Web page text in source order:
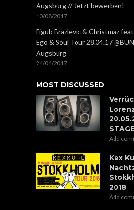
Augsburg // Jetzt bewerben!
10/08/2017
Figub Brazlevic & Christmaz
Ego & Soul Tour 28.04.17
Augsburg
24/04/2017
MOST DISCUSSED
Add
Kex
2018
Add